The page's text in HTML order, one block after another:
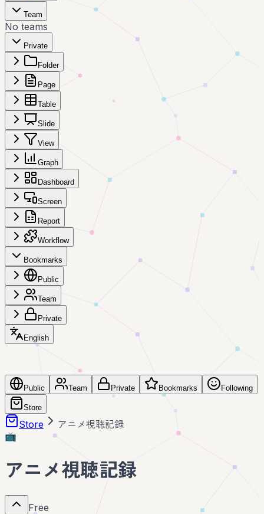
Team
No teams
Private
Folder
Page
Table
Slide
View
Graph
Dashboard
Screen
Report
Workflow
Bookmarks
Public
Team
Private
English
Public Team Private Bookmarks Following
Store
Store アニメ視聴記録
📺
アニメ視聴記録
Free